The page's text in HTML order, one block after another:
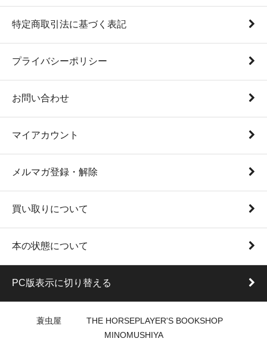
特定商取引法に基づく表記
プライバシーポリシー
お問い合わせ
マイアカウント
メルマガ登録・解除
買い取りについて
本の状態について
PC版表示に切り替える
蓑虫屋 THE HORSEPLAYER'S BOOKSHOP
MINOMUSHIYA